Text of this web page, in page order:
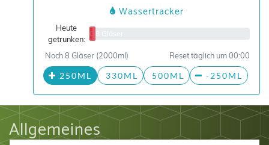
Wassertracker
Heute
getrunken:
0/8 Gläser
Noch 8 Gläser (2000ml) Reset täglich um 00:00
250ML 330ML 500ML -250ML
Allgemeines